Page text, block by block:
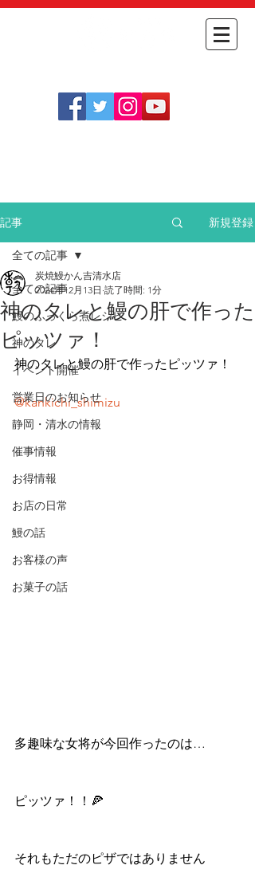
記事 新規登録
全ての記事
鰻のふっくら煮レシピ
神のタレ
イベント開催
営業日のお知らせ
静岡・清水の情報
催事情報
お得情報
お店の日常
鰻の話
お客様の声
お菓子の話
全ての記事
神のタレと鰻の肝で作った
ピッツァ！
炭焼鰻かん吉清水店
2024年12月13日 読了時間: 1分
神のタレと鰻の肝で作ったピッツァ！
@kankichi_shimizu
多趣味な女将が今回作ったのは…
ピッツァ！！🍕
それもただのピザではありません